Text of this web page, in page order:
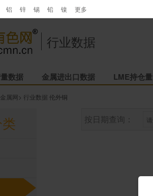
铝 锌 锡 铅 镍 更多
行业数据
数据 金属进出口数据 LME持仓量
属网> 行业数据 伦外铜
按日期查询：